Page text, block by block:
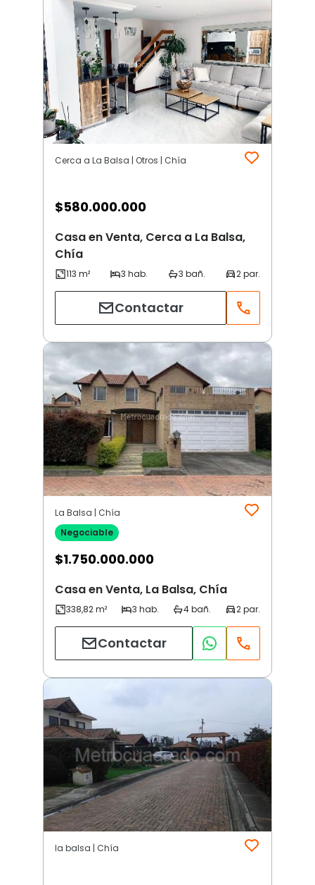
Cerca a La Balsa | Otros | Chía
$580.000.000
Casa en Venta, Cerca a La Balsa,
Chía
Contactar
La Balsa | Chía
Negociable
$1.750.000.000
Casa en Venta, La Balsa, Chía
Contactar
la balsa | Chía